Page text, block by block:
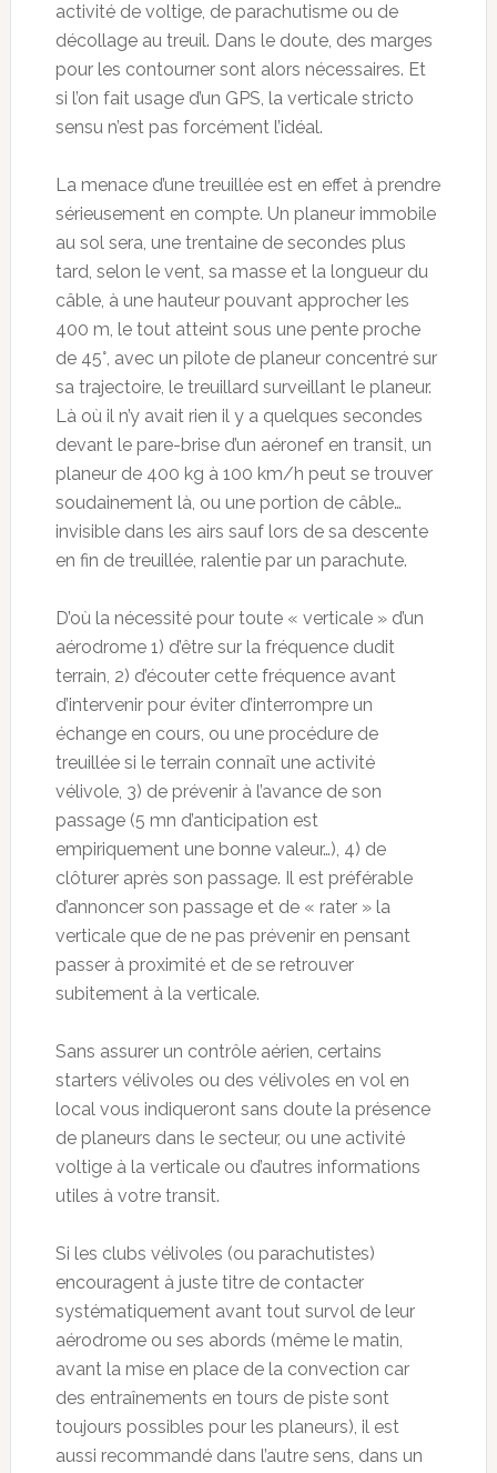
activité de voltige, de parachutisme ou de
décollage au treuil. Dans le doute, des marges
pour les contourner sont alors nécessaires. Et
si l’on fait usage d’un GPS, la verticale stricto
sensu n’est pas forcément l’idéal.
La menace d’une treuillée est en effet à prendre
sérieusement en compte. Un planeur immobile
au sol sera, une trentaine de secondes plus
tard, selon le vent, sa masse et la longueur du
câble, à une hauteur pouvant approcher les
400 m, le tout atteint sous une pente proche
de 45°, avec un pilote de planeur concentré sur
sa trajectoire, le treuillard surveillant le planeur.
Là où il n’y avait rien il y a quelques secondes
devant le pare-brise d’un aéronef en transit, un
planeur de 400 kg à 100 km/h peut se trouver
soudainement là, ou une portion de câble…
invisible dans les airs sauf lors de sa descente
en fin de treuillée, ralentie par un parachute.
D’où la nécessité pour toute « verticale » d’un
aérodrome 1) d’être sur la fréquence dudit
terrain, 2) d’écouter cette fréquence avant
d’intervenir pour éviter d’interrompre un
échange en cours, ou une procédure de
treuillée si le terrain connaît une activité
vélivole, 3) de prévenir à l’avance de son
passage (5 mn d’anticipation est
empiriquement une bonne valeur…), 4) de
clôturer après son passage. Il est préférable
d’annoncer son passage et de « rater » la
verticale que de ne pas prévenir en pensant
passer à proximité et de se retrouver
subitement à la verticale.
Sans assurer un contrôle aérien, certains
starters vélivoles ou des vélivoles en vol en
local vous indiqueront sans doute la présence
de planeurs dans le secteur, ou une activité
voltige à la verticale ou d’autres informations
utiles à votre transit.
Si les clubs vélivoles (ou parachutistes)
encouragent à juste titre de contacter
systématiquement avant tout survol de leur
aérodrome ou ses abords (même le matin,
avant la mise en place de la convection car
des entraînements en tours de piste sont
toujours possibles pour les planeurs), il est
aussi recommandé dans l’autre sens, dans un